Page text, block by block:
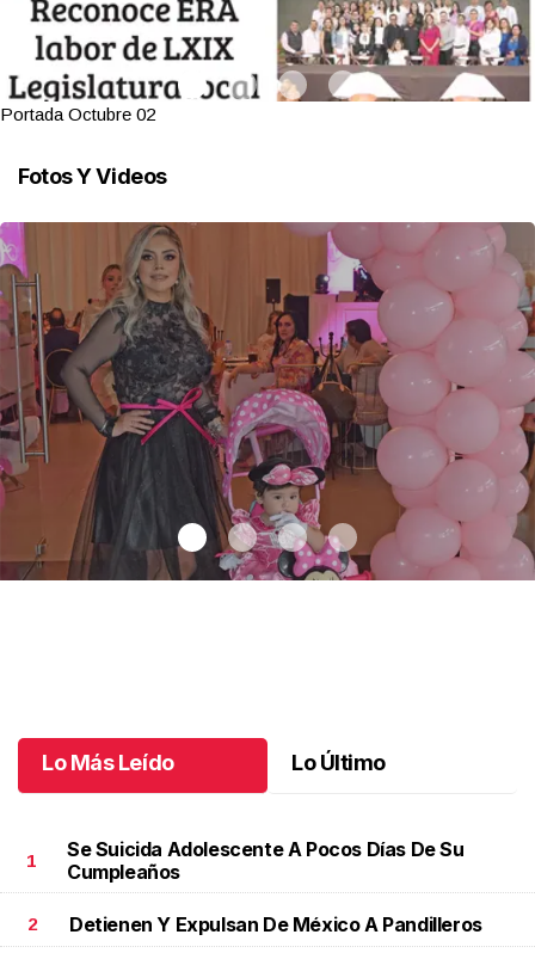
Portada Octubre 02
Fotos Y Videos
Lo Más Leído Lo Último
1
Se Suicida Adolescente A Pocos Días De Su
Cumpleaños
2 Detienen Y Expulsan De México A Pandilleros